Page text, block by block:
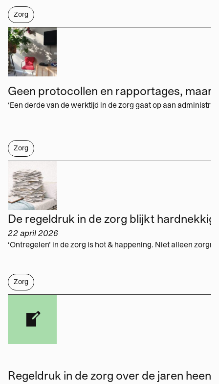
Werken met Momus
Word meedenker
Word lid
Zorg
Zorg
22 april 2026
Zorg
Regeldruk in de zorg over de jaren heen